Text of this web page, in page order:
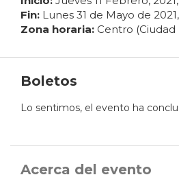
Fin: Lunes 31 de Mayo de 2021,
Zona horaria: Centro (Ciudad
Boletos
Lo sentimos, el evento ha
Acerca del evento